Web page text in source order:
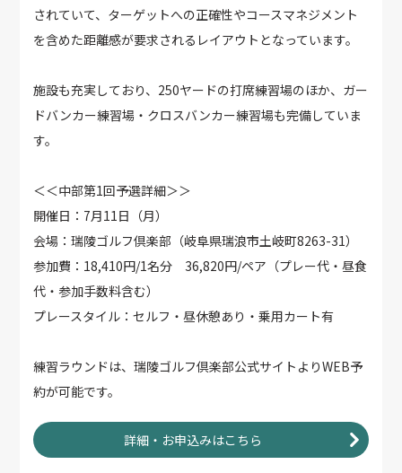
されていて、ターゲットへの正確性やコースマネジメント
を含めた距離感が要求されるレイアウトとなっています。
施設も充実しており、250ヤードの打席練習場のほか、ガー
ドバンカー練習場・クロスバンカー練習場も完備していま
す。
＜＜中部第1回予選詳細＞＞
開催日：7月11日（月）
会場：瑞陵ゴルフ倶楽部（岐阜県瑞浪市土岐町8263-31）
参加費：18,410円/1名分 36,820円/ペア（プレー代・昼食
代・参加手数料含む）
プレースタイル：セルフ・昼休憩あり・乗用カート有
練習ラウンドは、瑞陵ゴルフ倶楽部公式サイトよりWEB予
約が可能です。
詳細・お申込みはこちら